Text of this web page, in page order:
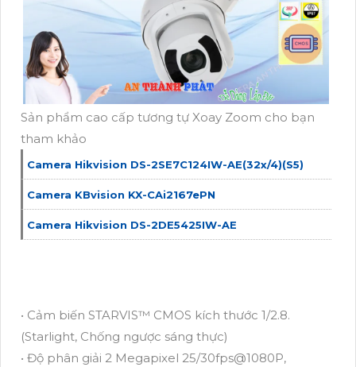
Sản phẩm cao cấp tương tự Xoay Zoom cho bạn
tham khảo
Camera Hikvision DS-2SE7C124IW-AE(32x/4)(S5)
Camera KBvision KX-CAi2167ePN
Camera Hikvision DS-2DE5425IW-AE
• Cảm biến STARVIS™ CMOS kích thước 1/2.8.
(Starlight, Chống ngược sáng thực)
• Độ phân giải 2 Megapixel 25/30fps@1080P,